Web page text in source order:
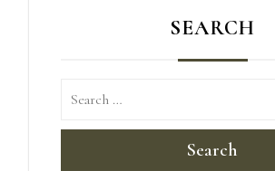
SEARCH
Search